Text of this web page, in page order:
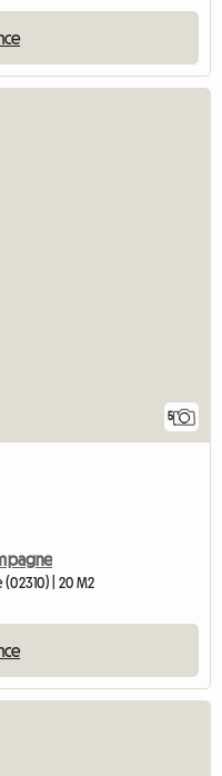
5
| 20 M2